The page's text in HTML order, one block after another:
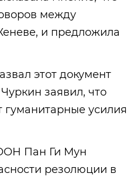
между
и предложила
этот документ
заявил, что
гуманитарные
Пан Ги Мун
резолюции в